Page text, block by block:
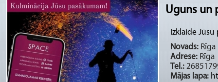
Uguns un
Izklaide
Novads:
Adrese: Rīga
Tel.:
Mājas lapa: